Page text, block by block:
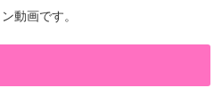
動画です。